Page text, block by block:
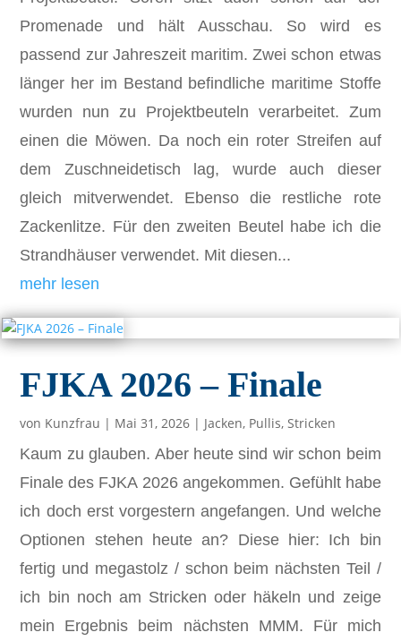
Promenade und hält Ausschau. So wird es
passend zur Jahreszeit maritim. Zwei schon etwas
länger her im Bestand befindliche maritime Stoffe
wurden nun zu Projektbeuteln verarbeitet. Zum
einen die Möwen. Da noch ein roter Streifen auf
dem Zuschneidetisch lag, wurde auch dieser
gleich mitverwendet. Ebenso die restliche rote
Zackenlitze. Für den zweiten Beutel habe ich die
Strandhäuser verwendet. Mit diesen...
mehr lesen
FJKA 2026 – Finale
von Kunzfrau | Mai 31, 2026 | Jacken, Pullis,Stricken
Kaum zu glauben. Aber heute sind wir schon beim
Finale des FJKA 2026 angekommen. Gefühlt habe
ich doch erst vorgestern angefangen. Und welche
Optionen stehen heute an? Diese hier: Ich bin
fertig und megastolz / schon beim nächsten Teil /
ich bin noch am Stricken oder häkeln und zeige
mein Ergebnis beim nächsten MMM. Für mich